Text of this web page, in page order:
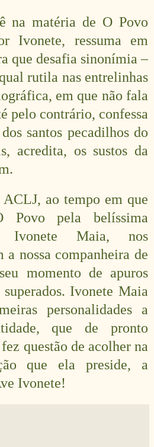
na matéria de O Povo
Ivonete, ressuma em
que desafia sinonímia –
rutila nas entrelinhas
em que não fala
pelo contrário, confessa
santos pecadilhos do
acredita, os sustos da
ACLJ, ao tempo em que
Povo pela belíssima
Ivonete Maia, nos
a nossa companheira de
momento de apuros
Ivonete Maia
personalidades a
que de pronto
questão de acolher na
que ela preside, a
Ivonete!